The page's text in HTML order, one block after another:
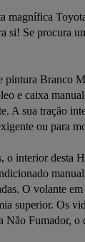
magnífica
si! Se procura
Branco
e caixa
A sua tração
ou para
o interior desta
O volante
superior. Os
Fumador, o